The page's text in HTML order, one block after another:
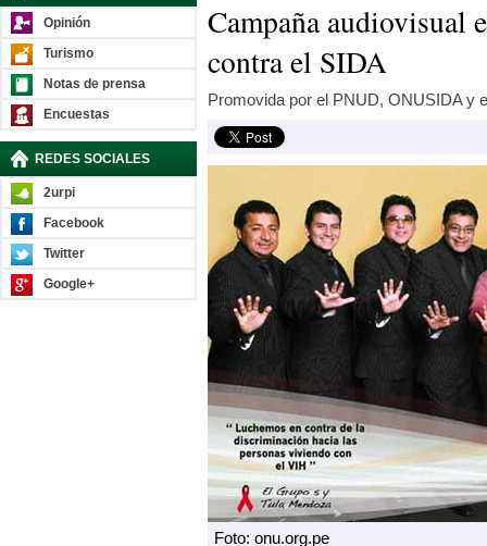
Opinión
Turismo
Notas de prensa
Encuestas
REDES SOCIALES
2urpi
Facebook
Twitter
Google+
Campaña audiovisual
contra el SIDA
Promovida por el PNUD, ONUSIDA y
Foto: onu.org.pe